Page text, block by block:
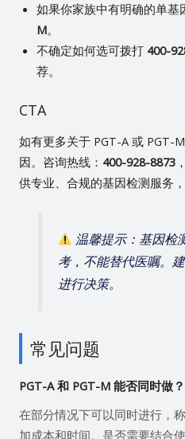
如果你家族中有明确的单基
M。
不确定如何选可拨打 400-
荐。
CTA
如有更多关于 PGT-A 或 PGT-
因。咨询热线： 400-928-8873
供专业、合规的基因检测服务
温馨提示：基因检
考，不能替代医嘱。
进行决策。
常见问题
PGT-A 和 PGT-M 能否同时做？
在部分情况下可以同时进行，
加成本和时间。是否需要结合